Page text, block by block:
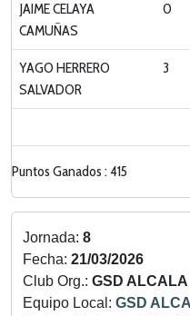
JAIME CELAYA
CAMUÑAS
0
YAGO HERRERO
SALVADOR
3
Puntos Ganados : 415
Jornada: 8
Fecha: 21/03/2026
Club Org.: GSD ALCALA
Equipo Local: GSD